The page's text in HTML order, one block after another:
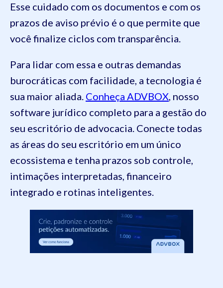
Esse cuidado com os documentos e com os
prazos de aviso prévio é o que permite que
você finalize ciclos com transparência.
Para lidar com essa e outras demandas
burocráticas com facilidade, a tecnologia é
sua maior aliada. Conheça ADVBOX, nosso
software jurídico completo para a gestão do
seu escritório de advocacia. Conecte todas
as áreas do seu escritório em um único
ecossistema e tenha prazos sob controle,
intimações interpretadas, financeiro
integrado e rotinas inteligentes.